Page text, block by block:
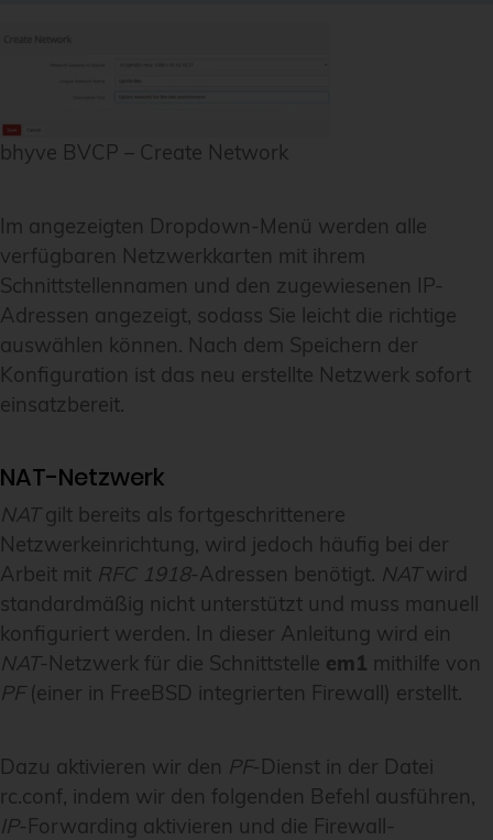
bhyve BVCP – Create Network
Im angezeigten Dropdown-Menü werden alle
verfügbaren Netzwerkkarten mit ihrem
Schnittstellennamen und den zugewiesenen IP-
Adressen angezeigt, sodass Sie leicht die richtige
auswählen können. Nach dem Speichern der
Konfiguration ist das neu erstellte Netzwerk sofort
einsatzbereit.
NAT-Netzwerk
NATgilt bereits als fortgeschrittenere
Netzwerkeinrichtung, wird jedoch häufig bei der
Arbeit mit RFC 1918-Adressen benötigt. NATwird
standardmäßig nicht unterstützt und muss manuell
konfiguriert werden. In dieser Anleitung wird ein
NAT-Netzwerk für die Schnittstelle em1 mithilfe von
PF(einer in FreeBSD integrierten Firewall) erstellt.
Dazu aktivieren wir den PF-Dienst in der Datei
rc.conf, indem wir den folgenden Befehl ausführen,
IP-Forwarding aktivieren und die Firewall-